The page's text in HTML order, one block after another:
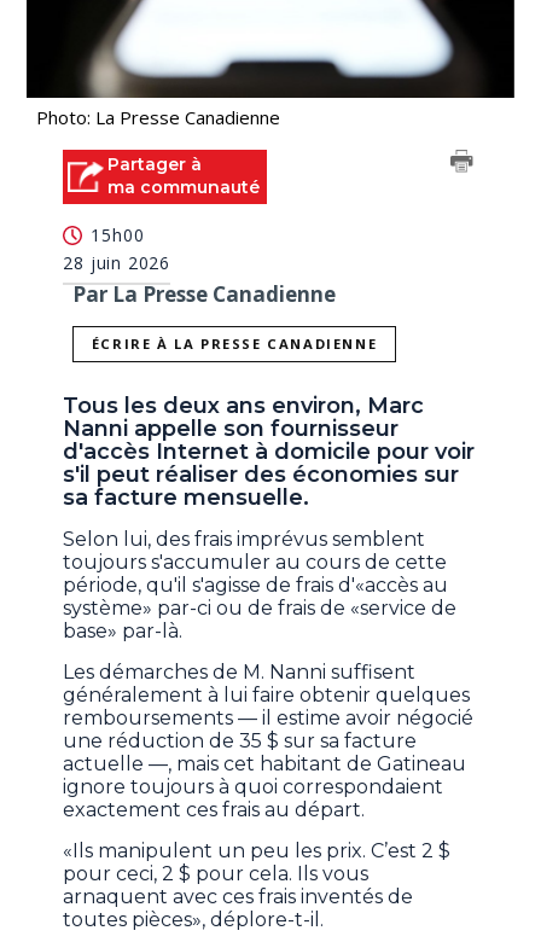
Photo: La Presse Canadienne
Partager à
ma communauté
15h00
28 juin 2026
Par La Presse Canadienne
ÉCRIRE À LA PRESSE CANADIENNE
Tous les deux ans environ, Marc
Nanni appelle son fournisseur
d'accès Internet à domicile pour voir
s'il peut réaliser des économies sur
sa facture mensuelle.
Selon lui, des frais imprévus semblent
toujours s'accumuler au cours de cette
période, qu'il s'agisse de frais d'«accès au
système» par-ci ou de frais de «service de
base» par-là.
Les démarches de M. Nanni suffisent
généralement à lui faire obtenir quelques
remboursements — il estime avoir négocié
une réduction de 35 $ sur sa facture
actuelle —, mais cet habitant de Gatineau
ignore toujours à quoi correspondaient
exactement ces frais au départ.
«Ils manipulent un peu les prix. C’est 2 $
pour ceci, 2 $ pour cela. Ils vous
arnaquent avec ces frais inventés de
toutes pièces», déplore-t-il.